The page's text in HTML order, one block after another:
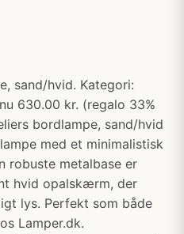
sand/hvid. Kategori:
630.00 kr. (regalo 33%
bordlampe, sand/hvid
med et minimalistisk
robuste metalbase er
hvid opalskærm, der
lys. Perfekt som både
Lamper.dk.